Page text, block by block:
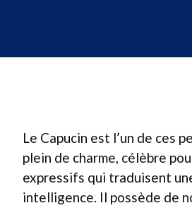
Le Capucin est l’un de ces
plein de charme, célèbre
expressifs qui traduisent
intelligence. Il possède de